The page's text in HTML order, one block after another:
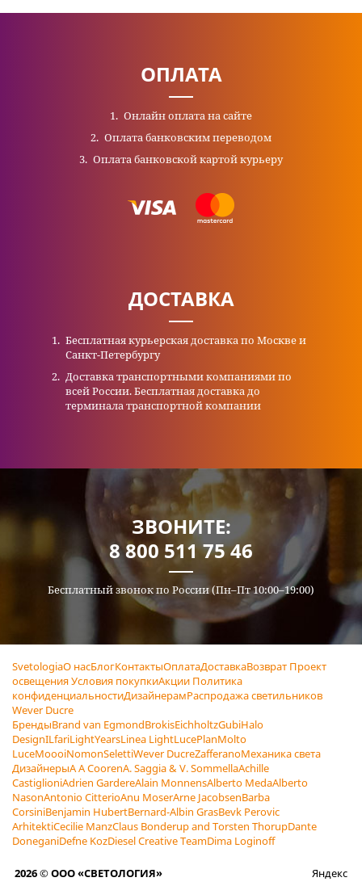
ОПЛАТА
Онлайн оплата на сайте
Оплата банковским переводом
Оплата банковской картой курьеру
ДОСТАВКА
Бесплатная курьерская доставка по Москве и
Санкт-Петербургу
Доставка транспортными компаниями по
всей России. Бесплатная доставка до
терминала транспортной компании
ЗВОНИТЕ:
8 800 511 75 46
Бесплатный звонок по России (Пн–Пт 10:00–19:00)
SvetologiaО насБлогКонтактыОплатаДоставкаВозврат Проект
освещенияУсловия покупкиАкции Политика
конфиденциальностиДизайнерамРаспродажа светильников
Wever Ducre
БрендыBrand van EgmondBrokisEichholtzGubiHalo
DesignILfariLightYearsLinea LightLucePlanMolto
LuceMoooiNomonSelettiWever DucreZafferanoМеханика света
ДизайнерыA A CoorenA. Saggia & V. SommellaAchille
CastiglioniAdrien GardereAlain MonnensAlberto MedaAlberto
NasonAntonio CitterioAnu MoserArne JacobsenBarba
CorsiniBenjamin HubertBernard-Albin GrasBevk Perovic
ArhitektiCecilie ManzClaus Bonderup and Torsten ThorupDante
DoneganiDefne KozDiesel Creative TeamDima Loginoff
2026 © ООО «СВЕТОЛОГИЯ» Яндекс